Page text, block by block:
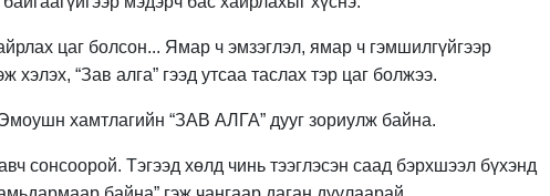
цаг болсон... Ямар ч эмзэглэл, ямар ч гэмшилгүйгээр
хэлэх, “Зав алга” гээд утсаа таслах тэр цаг болжээ.
хамтлагийн “ЗАВ АЛГА” дууг зориулж байна.
сонсоорой. Тэгээд хөлд чинь тээглэсэн саад бэрхшээл бүхэнд